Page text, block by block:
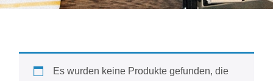
Es wurden keine Produkte gefunden, die